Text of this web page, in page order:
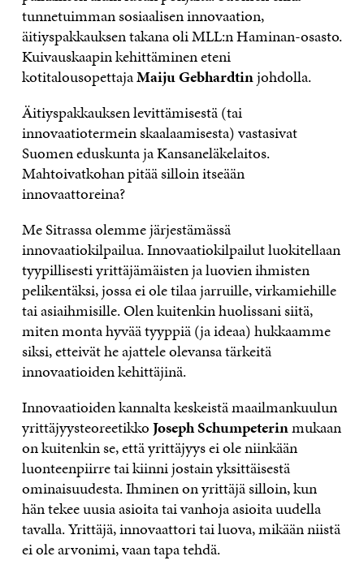
tunnetuimman sosiaalisen innovaation,
äitiyspakkauksen takana oli MLL:n Haminan-osasto.
Kuivauskaapin kehittäminen eteni
kotitalousopettajaMaiju Gebhardtinjohdolla.
Äitiyspakkauksen levittämisestä (tai
innovaatiotermein skaalaamisesta) vastasivat
Suomen eduskunta ja Kansaneläkelaitos.
Mahtoivatkohan pitää silloin itseään
innovaattoreina?
Me Sitrassa olemme järjestämässä
innovaatiokilpailua. Innovaatiokilpailut luokitellaan
tyypillisesti yrittäjämäisten ja luovien ihmisten
pelikentäksi, jossa ei ole tilaa jarruille, virkamiehille
tai asiaihmisille. Olen kuitenkin huolissani siitä,
miten monta hyvää tyyppiä (ja ideaa) hukkaamme
siksi, etteivät he ajattele olevansa tärkeitä
innovaatioiden kehittäjinä.
Innovaatioiden kannalta keskeistä maailmankuulun
yrittäjyysteoreetikkoJoseph Schumpeterinmukaan
on kuitenkin se, että yrittäjyys ei ole niinkään
luonteenpiirre tai kiinni jostain yksittäisestä
ominaisuudesta. Ihminen on yrittäjä silloin, kun
hän tekee uusia asioita tai vanhoja asioita uudella
tavalla. Yrittäjä, innovaattori tai luova, mikään niistä
ei ole arvonimi, vaan tapa tehdä.